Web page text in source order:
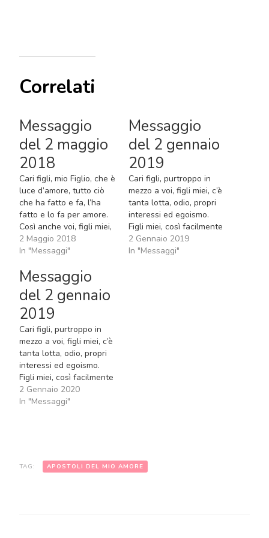
Correlati
Messaggio
del 2 maggio
2018
Cari figli, mio Figlio, che è
luce d’amore, tutto ciò
che ha fatto e fa, l’ha
fatto e lo fa per amore.
Così anche voi, figli miei,
quando vivete
nell’amore, amate il
volontà di mio Figlio.
Apostoli del mio amore,
fatevi piccoli! Aprite i
vostri…
2 Maggio 2018
In "Messaggi"
Messaggio
del 2 gennaio
2019
Cari figli, purtroppo in
mezzo a voi, figli miei, c’è
tanta lotta, odio, propri
interessi ed egoismo.
Figli miei, così facilmente
dimenticate mio Figlio, le
Sue parole ed il Suo
2 Gennaio 2019
In "Messaggi"
Messaggio
del 2 gennaio
2019
Cari figli, purtroppo in
mezzo a voi, figli miei, c’è
tanta lotta, odio, propri
interessi ed egoismo.
Figli miei, così facilmente
dimenticate mio Figlio, le
Sue parole ed il Suo
il…
2 Gennaio 2020
In "Messaggi"
TAG: APOSTOLI DEL MIO AMORE